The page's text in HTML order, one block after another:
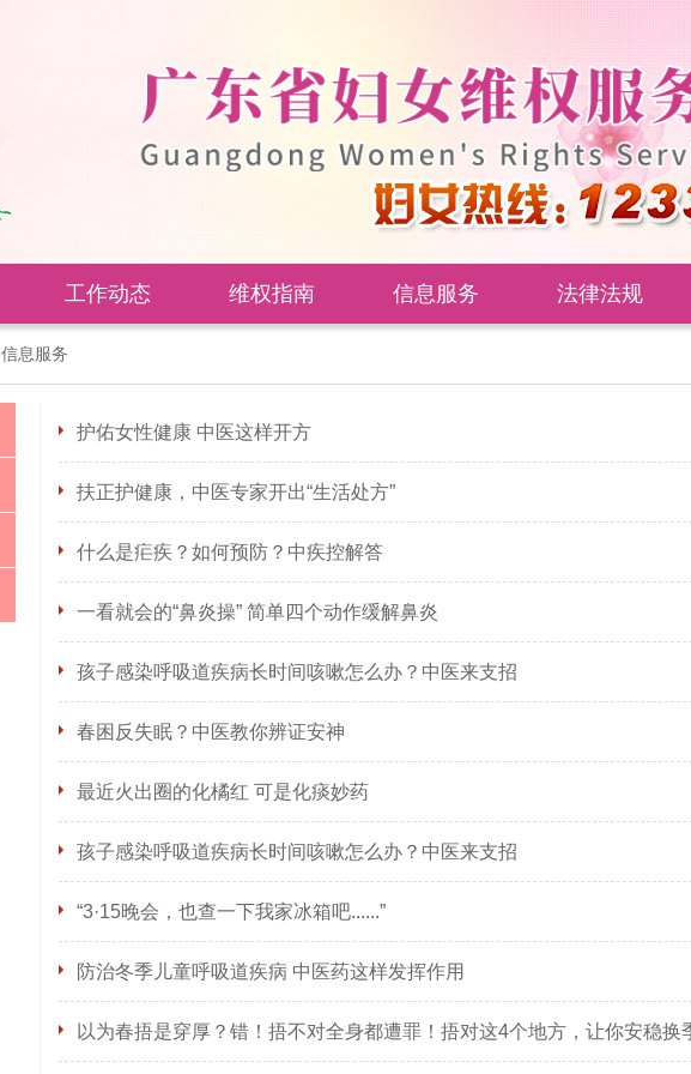
工作动态 维权指南 信息服务 法律法规
信息服务
护佑女性健康 中医这样开方
扶正护健康，中医专家开出“生活处方”
什么是疟疾？如何预防？中疾控解答
一看就会的“鼻炎操” 简单四个动作缓解鼻炎
孩子感染呼吸道疾病长时间咳嗽怎么办？中医来支招
春困反失眠？中医教你辨证安神
最近火出圈的化橘红 可是化痰妙药
孩子感染呼吸道疾病长时间咳嗽怎么办？中医来支招
“3·15晚会，也查一下我家冰箱吧......”
防治冬季儿童呼吸道疾病 中医药这样发挥作用
以为春捂是穿厚？错！捂不对全身都遭罪！捂对这4个地方，让你安稳换